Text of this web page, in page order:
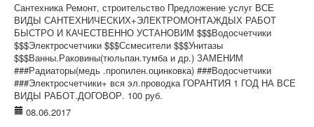
Сантехника Ремонт, строительство Предложение услуг ВСЕ
ВИДЫ САНТЕХНИЧЕСКИХ+ЭЛЕКТРОМОНТАЖДЫХ РАБОТ
БЫСТРО И КАЧЕСТВЕННО УСТАНОВИМ $$$Водосчетчики
$$$Электросчетчики $$$Ссмесители $$$Унитазы
$$$Ванны.Раковины(тюльпан.тумба и др.) ЗАМЕНИМ
###Радиаторы(медь .пропилен.оцинковка) ###Водосчетчики
###Электросчетчики+ вся эл.проводка ГОРАНТИЯ 1 ГОД НА ВСЕ
ВИДЫ РАБОТ.ДОГОВОР. 100 руб.
08.06.2017